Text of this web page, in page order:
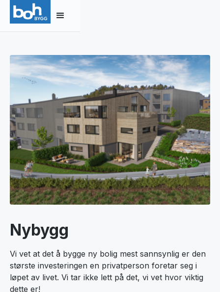
Nybygg
Vi vet at det å bygge ny bolig mest sannsynlig er den
største investeringen en privatperson foretar seg i
løpet av livet. Vi tar ikke lett på det, vi vet hvor viktig
dette er!